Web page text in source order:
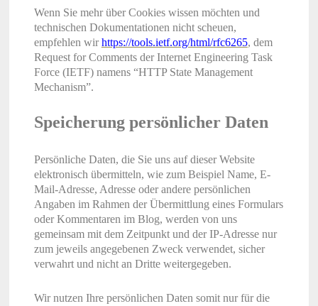
Wenn Sie mehr über Cookies wissen möchten und
technischen Dokumentationen nicht scheuen,
empfehlen wirhttps://tools.ietf.org/html/rfc6265, dem
Request for Comments der Internet Engineering Task
Force (IETF) namens “HTTP State Management
Mechanism”.
Speicherung persönlicher Daten
Persönliche Daten, die Sie uns auf dieser Website
elektronisch übermitteln, wie zum Beispiel Name, E-
Mail-Adresse, Adresse oder andere persönlichen
Angaben im Rahmen der Übermittlung eines Formulars
oder Kommentaren im Blog, werden von uns
gemeinsam mit dem Zeitpunkt und der IP-Adresse nur
zum jeweils angegebenen Zweck verwendet, sicher
verwahrt und nicht an Dritte weitergegeben.
Wir nutzen Ihre persönlichen Daten somit nur für die